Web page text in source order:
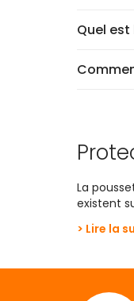
Quel
La
existent
Même si
Les
> Lire la